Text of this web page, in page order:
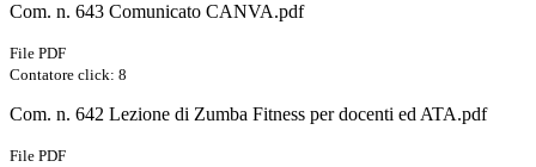
Com. n. 643 Comunicato CANVA.pdf
File PDF
Contatore click: 8
Com. n. 642 Lezione di Zumba Fitness per docenti ed ATA.pdf
File PDF